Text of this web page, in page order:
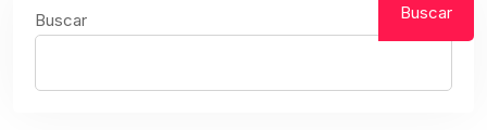
Buscar Buscar